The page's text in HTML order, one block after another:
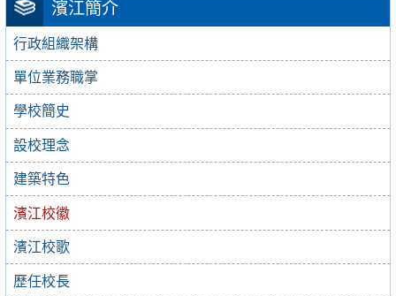
濱江簡介
行政組織架構
單位業務職掌
學校簡史
設校理念
建築特色
濱江校徽
濱江校歌
歷任校長